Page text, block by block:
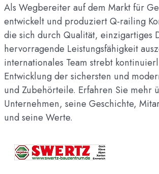
Als Wegbereiter auf dem Markt für
entwickelt und produziert Q-railing
die sich durch Qualität, einzigartiges
hervorragende Leistungsfähigkeit
internationales Team strebt
Entwicklung der sichersten und
und Zubehörteile. Erfahren Sie mehr
Unternehmen, seine Geschichte,
und seine Werte.